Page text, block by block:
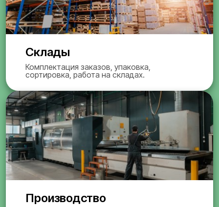
Склады
Комплектация заказов, упаковка,
сортировка, работа на складах.
Производство